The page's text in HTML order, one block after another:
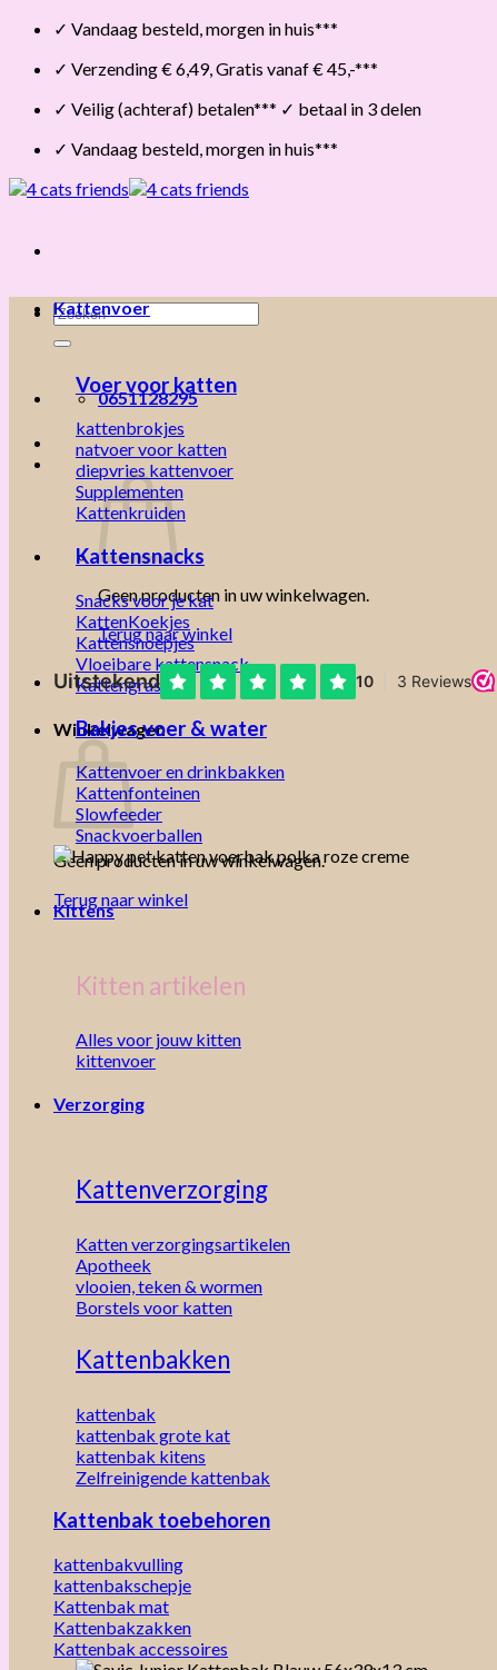
Skip
content
✓ Vandaag besteld, morgen in huis***
✓ Verzending € 6,49, Gratis vanaf € 45,-***
✓ Veilig (achteraf) betalen*** ✓ betaal in 3 delen
✓ Vandaag besteld, morgen in huis***
Zoeken
naar:
0651128295
Geen producten in uw winkelwagen.
Terug naar winkel
Winkelwagen
Geen producten in uw winkelwagen.
Terug naar winkel
Kattenvoer
Voer voor katten
kattenbrokjes
natvoer voor katten
diepvries kattenvoer
Supplementen
Kattenkruiden
Kattensnacks
Snacks voor je kat
KattenKoekjes
Kattensnoepjes
Vloeibare kattensnack
Kattengras
Bakjes voer & water
Kattenvoer en drinkbakken
Kattenfonteinen
Slowfeeder
Snackvoerballen
Kittens
Kitten artikelen
Alles voor jouw kitten
kittenvoer
Verzorging
Kattenverzorging
Katten verzorgingsartikelen
Apotheek
vlooien, teken & wormen
Borstels voor katten
Kattenbakken
kattenbak
kattenbak grote kat
kattenbak kitens
Zelfreinigende kattenbak
Kattenbak toebehoren
kattenbakvulling
kattenbakschepje
Kattenbak mat
Kattenbakzakken
Kattenbak accessoires